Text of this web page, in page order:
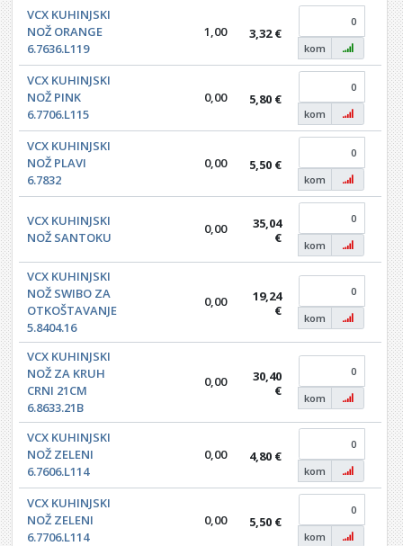
VCX KUHINJSKI
NOŽ ORANGE
6.7636.L119
1,00 3,32 €
kom
VCX KUHINJSKI
NOŽ PINK
6.7706.L115
0,00 5,80 €
kom
VCX KUHINJSKI
NOŽ PLAVI
6.7832
0,00 5,50 €
kom
VCX KUHINJSKI
NOŽ SANTOKU
0,00
35,04
€
kom
VCX KUHINJSKI
NOŽ SWIBO ZA
OTKOŠTAVANJE
5.8404.16
0,00
19,24
€
kom
VCX KUHINJSKI
NOŽ ZA KRUH
CRNI 21CM
6.8633.21B
0,00
30,40
€
kom
VCX KUHINJSKI
NOŽ ZELENI
6.7606.L114
0,00 4,80 €
kom
VCX KUHINJSKI
NOŽ ZELENI
6.7706.L114
0,00 5,50 €
kom